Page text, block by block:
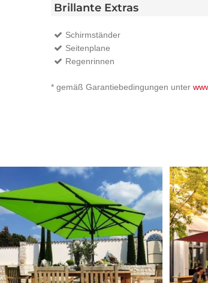
Brillante Extras
Schirmständer
Seitenplane
Regenrinnen
* gemäß Garantiebedingungen unter